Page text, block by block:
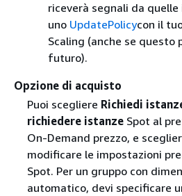
riceverà segnali da
uno UpdatePolicycon il
Scaling (anche se questo
futuro).
Opzione di acquisto
Puoi scegliere Richiedi
richiedere istanzeSpot al
On-Demand prezzo, e
modificare le impostazioni
Spot. Per un gruppo con
automatico, devi specificare